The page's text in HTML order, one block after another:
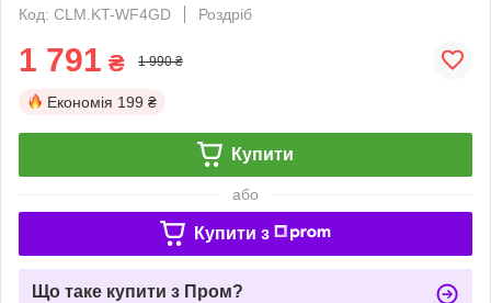
Код: CLM.KT-WF4GD
Роздріб
1 791 ₴ 1 990 ₴
Економія 199 ₴
Купити
або
Купити з
Що таке купити з Пром?